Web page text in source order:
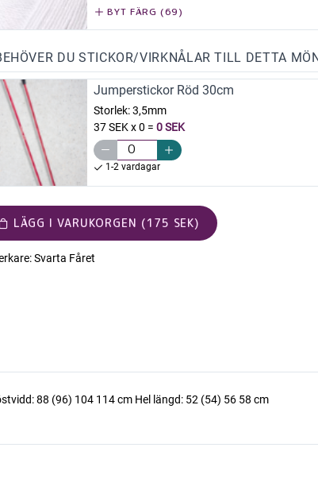
BYT FÄRG (69)
DU STICKOR/VIRKNÅLAR TILL DETTA
Jumperstickor Röd 30cm
Storlek:3,5mm
37 SEK x 0 = 0 SEK
1-2 vardagar
LÄGG I VARUKORGEN (175 SEK)
Svarta Fåret
88 (96) 104 114 cm Hel längd: 52 (54) 56 58 cm